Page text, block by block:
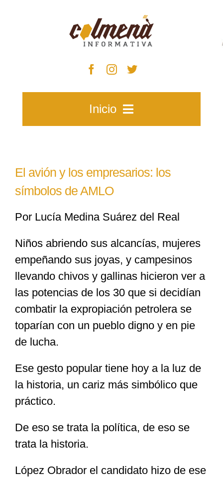
Inicio
Zacatecas
Municipios
Especiales
Nacional
Opinión
Nosotros
El avión y los empresarios: los
símbolos de AMLO
Por Lucía Medina Suárez del Real
Niños abriendo sus alcancías, mujeres
empeñando sus joyas, y campesinos
llevando chivos y gallinas hicieron ver a
las potencias de los 30 que si decidían
combatir la expropiación petrolera se
toparían con un pueblo digno y en pie
de lucha.
Ese gesto popular tiene hoy a la luz de
la historia, un cariz más simbólico que
práctico.
De eso se trata la política, de eso se
trata la historia.
López Obrador el candidato hizo de ese